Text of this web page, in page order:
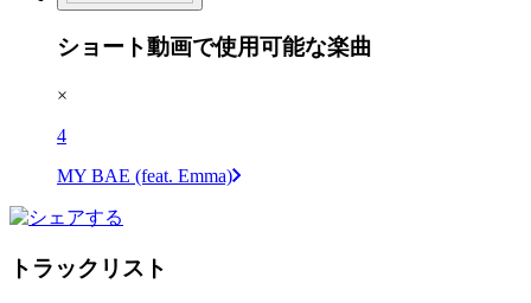
ショート動画で使用可能な楽曲
×
4
MY BAE (feat. Emma)
トラックリスト